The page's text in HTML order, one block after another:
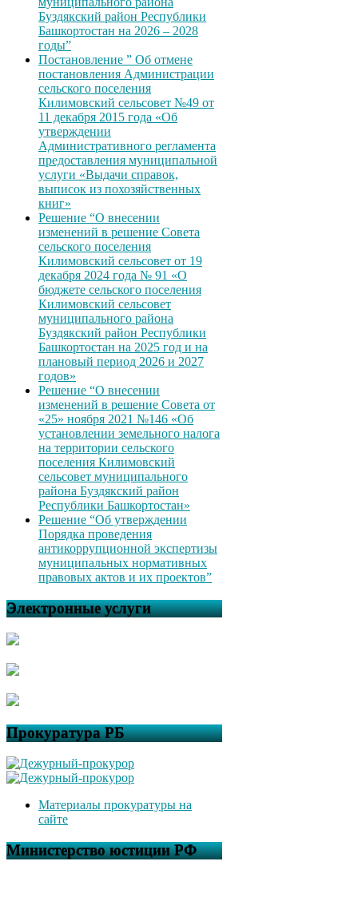
Буздякский район Республики
Башкортостан на 2026 – 2028
годы”
Постановление ” Об отмене
постановления Администрации
сельского поселения
Килимовский сельсовет №49 от
11 декабря 2015 года «Об
утверждении
Административного регламента
предоставления муниципальной
услуги «Выдачи справок,
выписок из похозяйственных
книг»
Решение “О внесении
изменений в решение Совета
сельского поселения
Килимовский сельсовет от 19
декабря 2024 года № 91 «О
бюджете сельского поселения
Килимовский сельсовет
муниципального района
Буздякский район Республики
Башкортостан на 2025 год и на
плановый период 2026 и 2027
годов»
Решение “О внесении
изменений в решение Совета от
«25» ноября 2021 №146 «Об
установлении земельного налога
на территории сельского
поселения Килимовский
сельсовет муниципального
района Буздякский район
Республики Башкортостан»
Решение “Об утверждении
Порядка проведения
антикоррупционной экспертизы
муниципальных нормативных
правовых актов и их проектов”
Электронные услуги
Прокуратура РБ
Материалы прокуратуры на
сайте
Министерство юстиции РФ